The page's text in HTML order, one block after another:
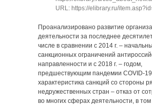
URL: https://elibrary.ru/
Проанализировано развитие
деятельности за последнее
числе в сравнении с 2014 г. ‒
санкционных ограничений
направленности и с 2018 г. ‒ годом,
предшествующим пандемии COVID-
характеристика санкций со стороны
недружественных стран ‒ отказ от
во многих сферах деятельности, в том